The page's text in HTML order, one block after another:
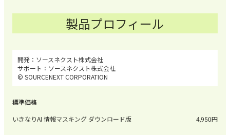
製品プロフィール
ソースネクスト株式会社
ソースネクスト株式会社
© SOURCENEXT CORPORATION
いきなりAI 情報マスキング ダウンロード版 4,950